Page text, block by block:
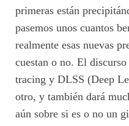
primeras están
pasemos unos cuantos
realmente esas nuevas
cuestan o no. El
tracing y DLSS (Deep
otro, y también dará
aún sobre si es o no un